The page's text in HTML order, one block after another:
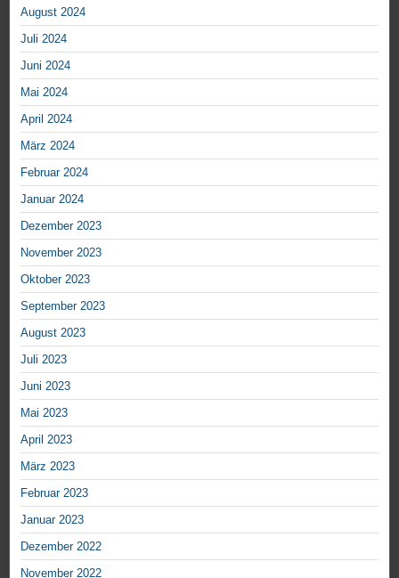
August 2024
Juli 2024
Juni 2024
Mai 2024
April 2024
März 2024
Februar 2024
Januar 2024
Dezember 2023
November 2023
Oktober 2023
September 2023
August 2023
Juli 2023
Juni 2023
Mai 2023
April 2023
März 2023
Februar 2023
Januar 2023
Dezember 2022
November 2022